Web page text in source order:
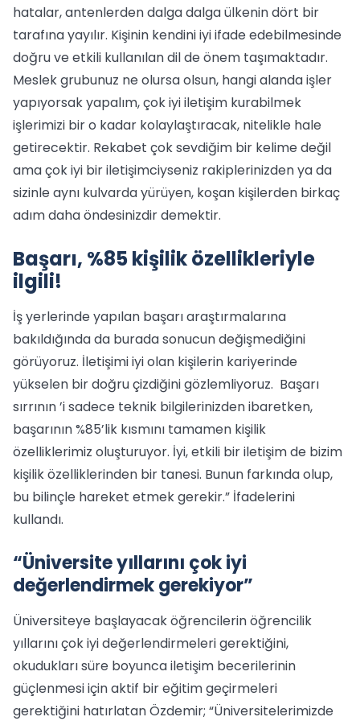
hatalar, antenlerden dalga dalga ülkenin dört bir
tarafına yayılır. Kişinin kendini iyi ifade edebilmesinde
doğru ve etkili kullanılan dil de önem taşımaktadır.
Meslek grubunuz ne olursa olsun, hangi alanda işler
yapıyorsak yapalım, çok iyi iletişim kurabilmek
işlerimizi bir o kadar kolaylaştıracak, nitelikle hale
getirecektir. Rekabet çok sevdiğim bir kelime değil
ama çok iyi bir iletişimciyseniz rakiplerinizden ya da
sizinle aynı kulvarda yürüyen, koşan kişilerden birkaç
adım daha öndesinizdir demektir.
Başarı, %85 kişilik özellikleriyle
ilgili!
İş yerlerinde yapılan başarı araştırmalarına
bakıldığında da burada sonucun değişmediğini
görüyoruz. İletişimi iyi olan kişilerin kariyerinde
yükselen bir doğru çizdiğini gözlemliyoruz. Başarı
sırrının ’i sadece teknik bilgilerinizden ibaretken,
başarının %85’lik kısmını tamamen kişilik
özelliklerimiz oluşturuyor. İyi, etkili bir iletişim de bizim
kişilik özelliklerinden bir tanesi. Bunun farkında olup,
bu bilinçle hareket etmek gerekir.” İfadelerini
kullandı.
“Üniversite yıllarını çok iyi
değerlendirmek gerekiyor”
Üniversiteye başlayacak öğrencilerin öğrencilik
yıllarını çok iyi değerlendirmeleri gerektiğini,
okudukları süre boyunca iletişim becerilerinin
güçlenmesi için aktif bir eğitim geçirmeleri
gerektiğini hatırlatan Özdemir; “Üniversitelerimizde